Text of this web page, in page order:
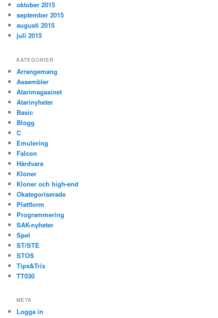
oktober 2015
september 2015
augusti 2015
juli 2015
KATEGORIER
Arrangemang
Assembler
Atarimagasinet
Atarinyheter
Basic
Blogg
C
Emulering
Falcon
Hårdvara
Kloner
Kloner och high-end
Okategoriserade
Plattform
Programmering
SAK-nyheter
Spel
ST/STE
STOS
Tips&Trix
TT030
META
Logga in